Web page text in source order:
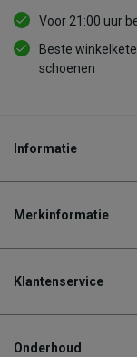
Voor 21:00 uur
Beste
schoenen
Informatie
Merkinformatie
Klantenservice
Onderhoud